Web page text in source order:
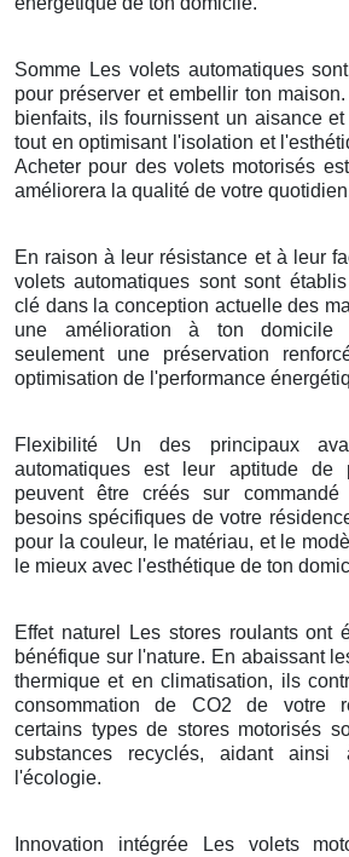
Somme Les volets automatiques
pour préserver et embellir ton
bienfaits, ils fournissent un aisance
tout en optimisant l'isolation et
Acheter pour des volets motorisés
améliorera la qualité de votre
En raison à leur résistance et à leur
volets automatiques sont sont
clé dans la conception actuelle des
une amélioration à ton domicile
seulement une préservation
optimisation de l'performance
Flexibilité Un des principaux
automatiques est leur aptitude de
peuvent être créés sur
besoins spécifiques de votre
pour la couleur, le matériau, et le
le mieux avec l'esthétique de ton
Effet naturel Les stores roulants ont
bénéfique sur l'nature. En abaissant
thermique et en climatisation, ils
consommation de CO2 de votre
certains types de stores motorisés
substances recyclés, aidant
l'écologie.
Innovation intégrée Les volets